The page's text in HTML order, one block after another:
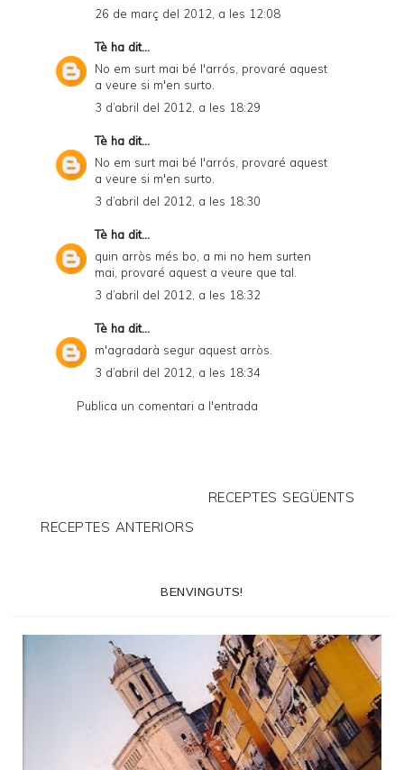
26 de març del 2012, a les 12:08
Tè ha dit...
No em surt mai bé l'arrós, provaré aquest
a veure si m'en surto.
3 d’abril del 2012, a les 18:29
Tè ha dit...
No em surt mai bé l'arrós, provaré aquest
a veure si m'en surto.
3 d’abril del 2012, a les 18:30
Tè ha dit...
quin arròs més bo, a mi no hem surten
mai, provaré aquest a veure que tal.
3 d’abril del 2012, a les 18:32
Tè ha dit...
m'agradarà segur aquest arròs.
3 d’abril del 2012, a les 18:34
Publica un comentari a l'entrada
RECEPTES SEGÜENTS
RECEPTES ANTERIORS
BENVINGUTS!